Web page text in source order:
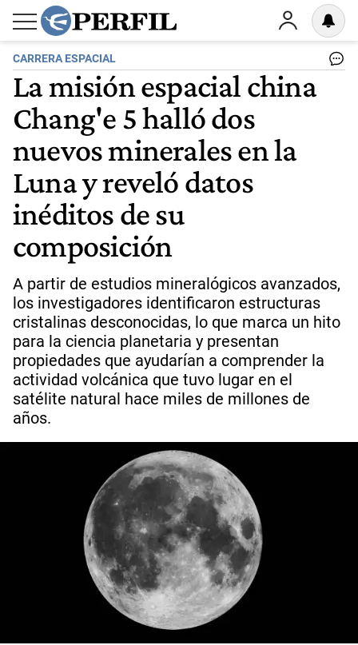
CARRERA ESPACIAL
La misión espacial china
Chang'e 5 halló dos
nuevos minerales en la
Luna y reveló datos
inéditos de su
composición
A partir de estudios mineralógicos avanzados,
los investigadores identificaron estructuras
cristalinas desconocidas, lo que marca un hito
para la ciencia planetaria y presentan
propiedades que ayudarían a comprender la
actividad volcánica que tuvo lugar en el
satélite natural hace miles de millones de
años.